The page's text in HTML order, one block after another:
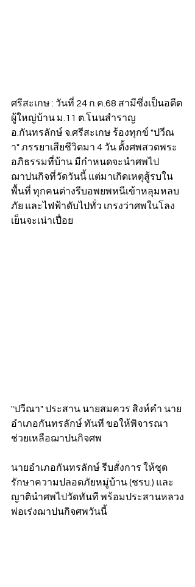
ศรีสะเกษ : วันที่ 24 ก.ค.68 สามีซึ่งเป็นอดีต
ผู้ใหญ่บ้าน ม.11 ต.โนนสำราญ
อ.กันทรลักษ์ จ.ศรีสะเกษ ร้องทุกข์ "ปวีณ
า" ภรรยาเสียชีวิตมา 4 วัน ตั้งศพสวดพระ
อภิธรรมที่บ้าน มีกำหนดจะนำศพไป
ฌาปนกิจที่วัดวันนี้ แต่มาเกิดเหตุสู้รบใน
พื้นที่ ทุกคนต่างรีบอพยพหนีเข้าหลุมหลบ
ภัย และไฟฟ้าดับไปทั่ว เกรงว่าศพในโลง
เย็นจะเน่าเปื่อย
"ปวีณา" ประสาน นายสมควร สิงห์คำ นาย
อำเภอกันทรลักษ์ ทันที ขอให้พิจารณา
ช่วยเหลือฌาปนกิจศพ
นายอำเภอกันทรลักษ์ รีบสั่งการ ให้ชุด
รักษาความปลอดภัยหมู่บ้าน (ชรบ.) และ
ญาตินำศพไปวัดทันที พร้อมประสานหลวง
พ่อเร่งฌาปนกิจศพวันนี้